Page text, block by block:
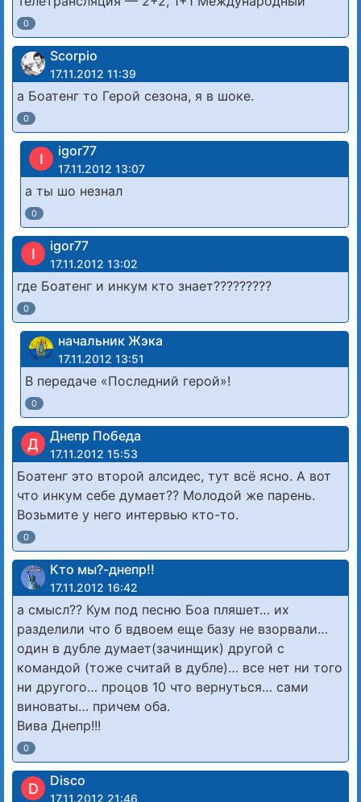
0
Scorpio
17.11.2012 11:39
а Боатенг то Герой сезона, я в шоке.
0
I igor77
17.11.2012 13:07
a ты шо незнал
0
I igor77
17.11.2012 13:02
где Боатенг и инкум кто знает?????????
0
начальник Жэка
17.11.2012 13:51
В передаче «Последний герой»!
0
Д Днепр Победа
17.11.2012 15:53
Боатенг это второй алсидес, тут всё ясно. А вот
что инкум себе думает?? Молодой же парень.
Возьмите у него интервью кто-то.
0
Кто мы?-днепр!!
17.11.2012 16:42
а смысл?? Кум под песню Боа пляшет… их
разделили что б вдвоем еще базу не взорвали…
один в дубле думает(зачинщик) другой с
командой (тоже считай в дубле)… все нет ни того
ни другого… процов 10 что вернуться… сами
виноваты… причем оба.
Вива Днепр!!!
0
D Disco
17.11.2012 21:46